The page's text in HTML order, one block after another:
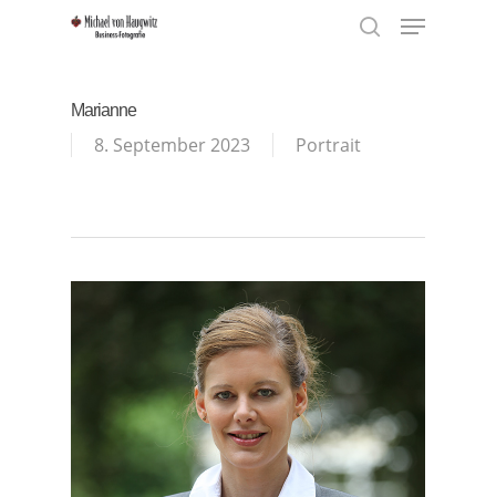
Menu
Marianne
8. September 2023 Portrait